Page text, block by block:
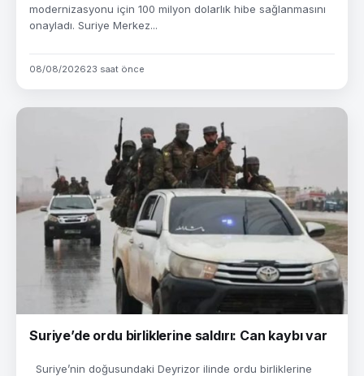
modernizasyonu için 100 milyon dolarlık hibe sağlanmasını
onayladı. Suriye Merkez...
08/08/202623 saat önce
Suriye’de ordu birliklerine saldırı: Can kaybı var
Suriye’nin doğusundaki Deyrizor ilinde ordu birliklerine